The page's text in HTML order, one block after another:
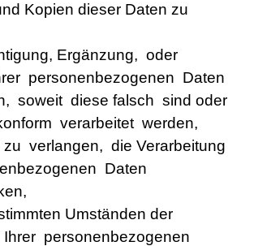
Kopien dieser Daten zu
Ergänzung, oder
personenbezogenen Daten
soweit diese falsch sind oder
verarbeitet werden,
verlangen, die Verarbeitung
Daten
Umständen der
personenbezogenen